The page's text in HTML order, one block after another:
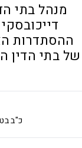
מנהל בתי
ההסתדרות
של בתי הדין
כ"ב